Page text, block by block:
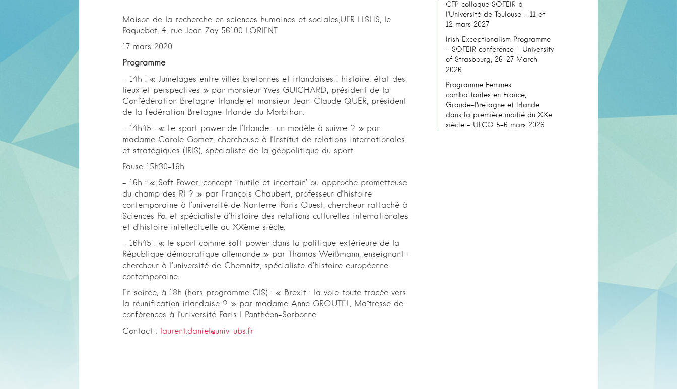
Maison de la recherche en sciences humaines et sociales,UFR LLSHS, le
Paquebot, 4, rue Jean Zay 56100 LORIENT
17 mars 2020
Programme
– 14h : « Jumelages entre villes bretonnes et irlandaises : histoire, état des
lieux et perspectives » par monsieur Yves GUICHARD, président de la
Confédération Bretagne-Irlande et monsieur Jean-Claude QUER, président
de la fédération Bretagne-Irlande du Morbihan.
– 14h45 : « Le sport power de l’Irlande : un modèle à suivre ? » par
madame Carole Gomez, chercheuse à l’Institut de relations internationales
et stratégiques (IRIS), spécialiste de la géopolitique du sport.
Pause 15h30-16h
– 16h : « Soft Power, concept ‘inutile et incertain’ ou approche prometteuse
du champ des RI ? » par François Chaubert, professeur d’histoire
contemporaine à l’université de Nanterre-Paris Ouest, chercheur rattaché à
Sciences Po. et spécialiste d’histoire des relations culturelles internationales
et d’histoire intellectuelle au XXème siècle.
– 16h45 : « le sport comme soft power dans la politique extérieure de la
République démocratique allemande » par Thomas Weißmann, enseignant-
chercheur à l’université de Chemnitz, spécialiste d’histoire européenne
contemporaine.
En soirée, à 18h (hors programme GIS) : « Brexit : la voie toute tracée vers
la réunification irlandaise ? » par madame Anne GROUTEL, Maîtresse de
conférences à l’université Paris I Panthéon-Sorbonne.
Contact :
laurent.daniel@univ-ubs.fr
CFP colloque SOFEIR à
l’Université de Toulouse – 11 et
12 mars 2027
Irish Exceptionalism Programme
– SOFEIR conference – University
of Strasbourg, 26-27 March
2026
Programme Femmes
combattantes en France,
Grande-Bretagne et Irlande
dans la première moitié du XXe
siècle – ULCO 5-6 mars 2026